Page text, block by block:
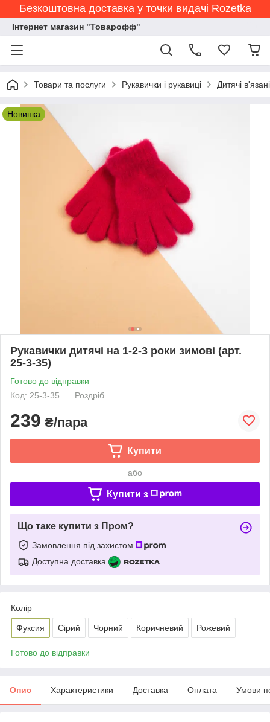
Безкоштовна доставка у точки видачі Rozetka
Інтернет магазин "Товарофф"
Товари та послуги Рукавички і рукавиці Дитячі
Новинка
Рукавички дитячі на 1-2-3 роки зимові (арт.
25-3-35)
Готово до відправки
Код: 25-3-35
Роздріб
239 ₴/пара
Купити
або
Купити з
Що таке купити з Пром?
Замовлення під захистом
Доступна доставка
Колір
Фуксия Сірий Чорний Коричневий Рожевий
Готово до відправки
Опис Характеристики Доставка Оплата Умови